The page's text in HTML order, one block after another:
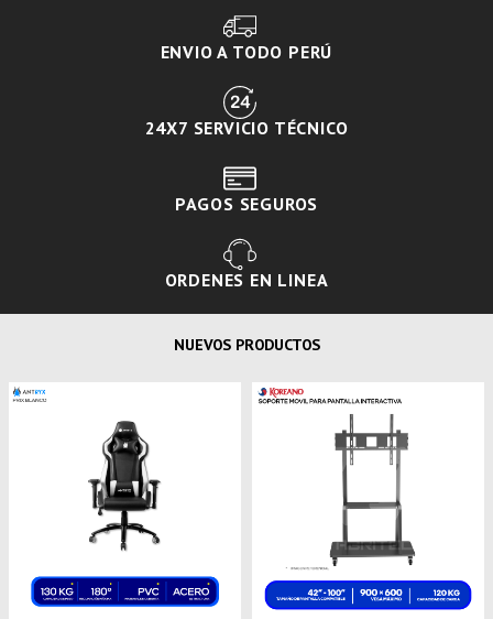
ENVIO A TODO PERÚ
24X7 SERVICIO TÉCNICO
PAGOS SEGUROS
ORDENES EN LINEA
NUEVOS PRODUCTOS